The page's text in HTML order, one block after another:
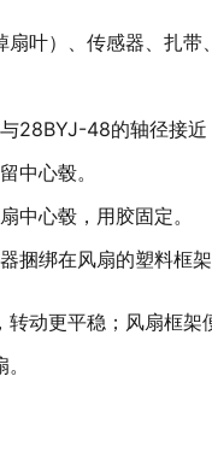
扇叶）、传感器、扎带
28BYJ-48的轴径接
中心毂。
中心毂，用胶固定。
捆绑在风扇的塑料框
转动更平稳；风扇框